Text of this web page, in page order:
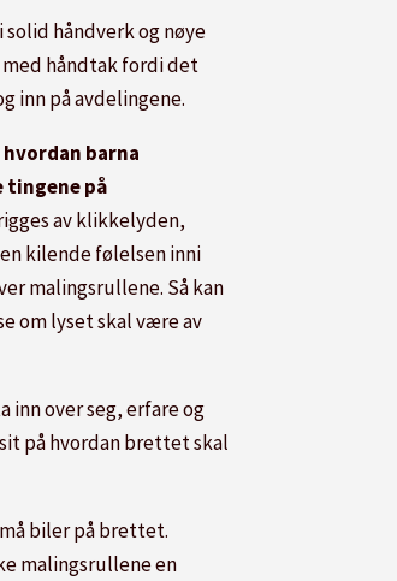
håndverk og nøye
håndtak fordi det
inn på avdelingene.
hvordan barna
tingene på
av klikkelyden,
kilende følelsen inni
malingsrullene. Så kan
om lyset skal være av
inn over seg, erfare og
på hvordan brettet skal
biler på brettet.
malingsrullene en